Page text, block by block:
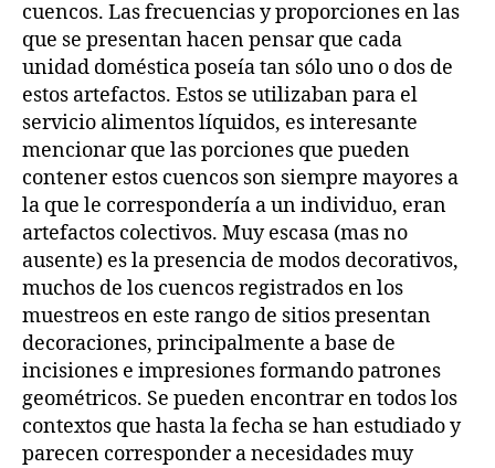
cuencos. Las frecuencias y proporciones en las
que se presentan hacen pensar que cada
unidad doméstica poseía tan sólo uno o dos de
estos artefactos. Estos se utilizaban para el
servicio alimentos líquidos, es interesante
mencionar que las porciones que pueden
contener estos cuencos son siempre mayores a
la que le correspondería a un individuo, eran
artefactos colectivos. Muy escasa (mas no
ausente) es la presencia de modos decorativos,
muchos de los cuencos registrados en los
muestreos en este rango de sitios presentan
decoraciones, principalmente a base de
incisiones e impresiones formando patrones
geométricos. Se pueden encontrar en todos los
contextos que hasta la fecha se han estudiado y
parecen corresponder a necesidades muy